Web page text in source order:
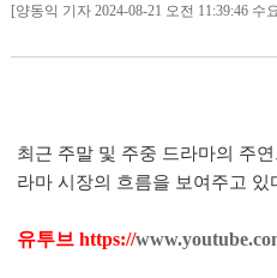
[양동익 기자 2024-08-21 오전 11:39:46 수
최근 주말 및 주중 드라마의 주
라마 시장의 흐름을 보여주고 있
유투브 https://